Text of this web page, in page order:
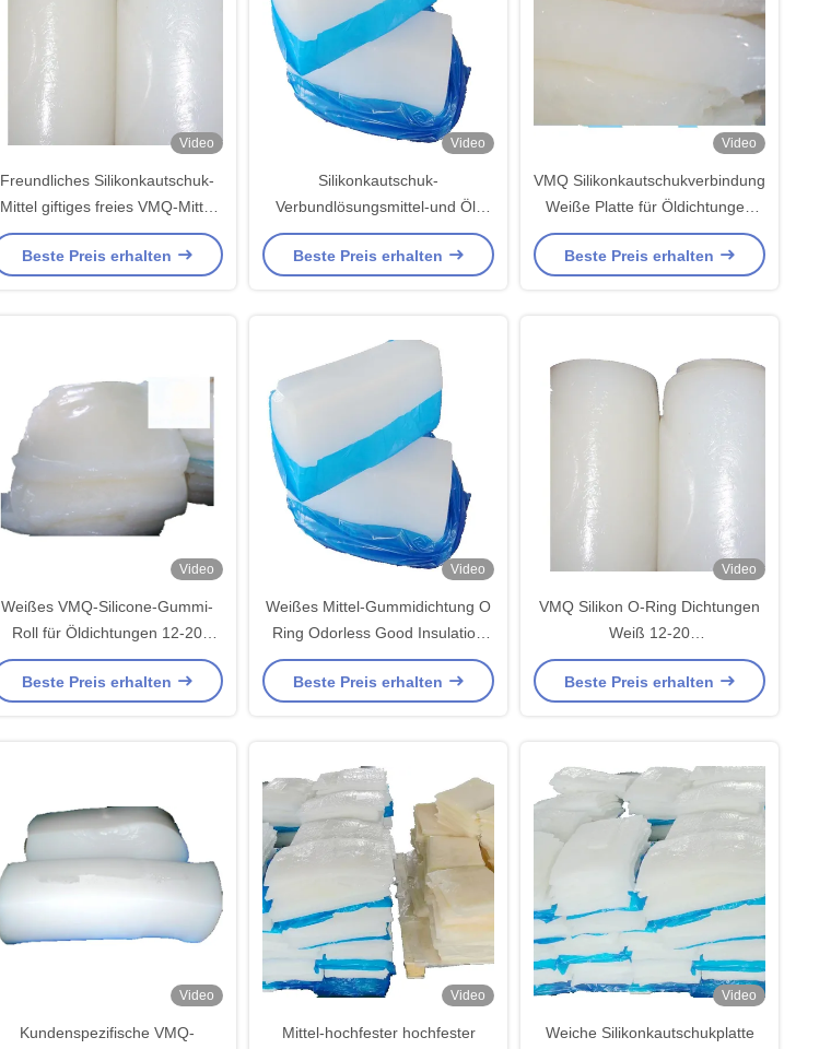
Video
Freundliches Silikonkautschuk-
Mittel giftiges freies VMQ-Mittel
Eco
Beste Preis erhalten
Video
Silikonkautschuk-
Verbundlösungsmittel-und Öl-
Widerstand Soem-ODM IATF
16949 HTV
Beste Preis erhalten
Video
VMQ Silikonkautschukverbindung
Weiße Platte für Öldichtungen
12-20 Kompressionsset
Beste Preis erhalten
Video
Weißes VMQ-Silicone-Gummi-
Roll für Öldichtungen 12-20
Kompressionsset
Beste Preis erhalten
Video
Weißes Mittel-Gummidichtung O
Ring Odorless Good Insulation
Performance des Silikon-VMQ
Beste Preis erhalten
Video
VMQ Silikon O-Ring Dichtungen
Weiß 12-20
Druckverformungsrest
Beste Preis erhalten
Video
Kundenspezifische VMQ-
Video
Mittel-hochfester hochfester
Video
Weiche Silikonkautschukplatte